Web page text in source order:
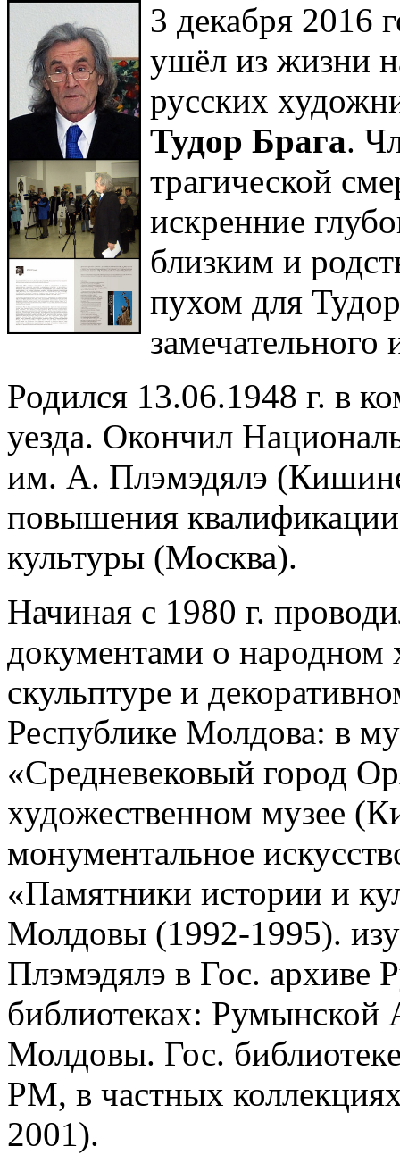
3 декабря 2016
ушёл из жизни
русских
Тудор Брага.
трагической
искренние
близким и
пухом для
замечательного
Родился 13.06.1948 г. в
уезда. Окончил
им. А. Плэмэдялэ
повышения
культуры (Москва).
Начиная с 1980 г.
документами о народном
скульптуре и
Республике Молдова: в
«Средневековый город
художественном музее
монументальное
«Памятники истории и
Молдовы (1992-1995).
Плэмэдялэ в Гос.
библиотеках:
Молдовы. Гос.
РМ, в частных
2001).